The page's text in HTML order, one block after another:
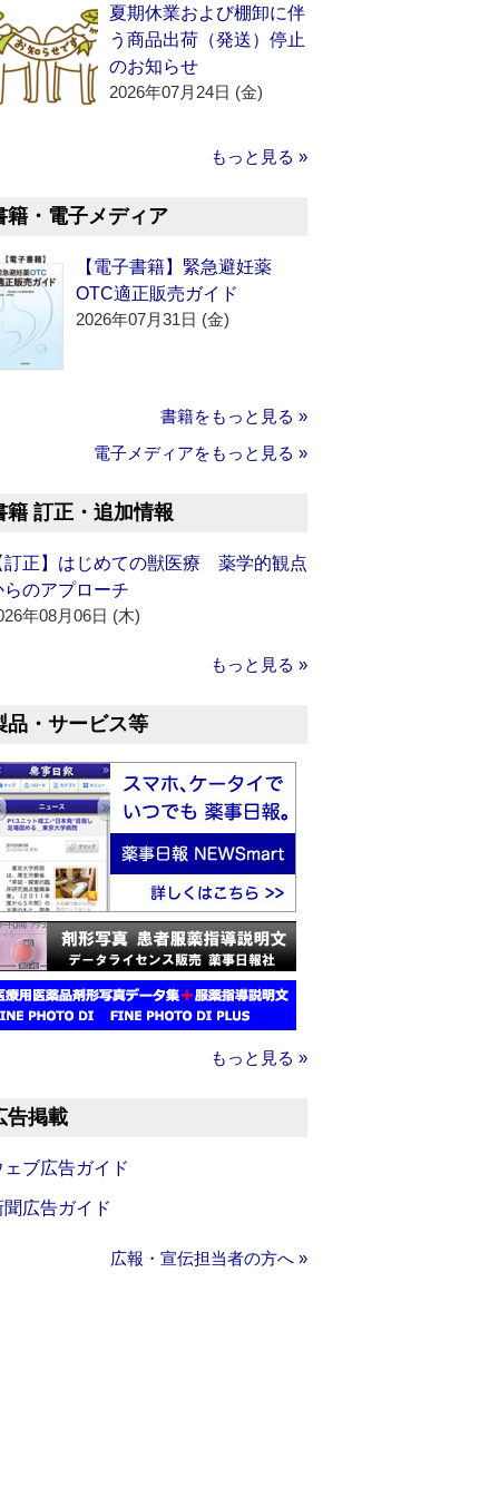
夏期休業および棚卸に伴
う商品出荷（発送）停止
のお知らせ
2026年07月24日 (金)
もっと見る »
籍・電子メディア
【電子書籍】緊急避妊薬
OTC適正販売ガイド
2026年07月31日 (金)
書籍をもっと見る »
電子メディアをもっと見る »
籍 訂正・追加情報
訂正】はじめての獣医療 薬学的観点
らのアプローチ
年08月06日 (木)
もっと見る »
品・サービス等
もっと見る »
告掲載
ェブ広告ガイド
聞広告ガイド
広報・宣伝担当者の方へ »